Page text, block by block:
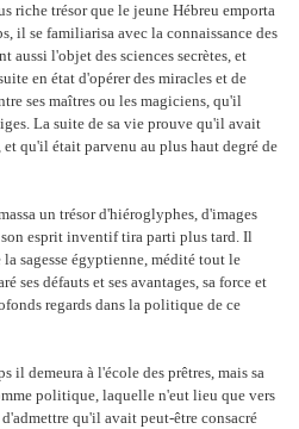
riche trésor que le jeune Hébreu emporta
il se familiarisa avec la connaissance des
aussi l'objet des sciences secrètes, et
en état d'opérer des miracles et de
ses maîtres ou les magiciens, qu'il
La suite de sa vie prouve qu'il avait
qu'il était parvenu au plus haut degré de
un trésor d'hiéroglyphes, d'images
esprit inventif tira parti plus tard. Il
sagesse égyptienne, médité tout le
ses défauts et ses avantages, sa force et
regards dans la politique de ce
à l'école des prêtres, mais sa
politique, laquelle n'eut lieu que vers
qu'il avait peut-être consacré